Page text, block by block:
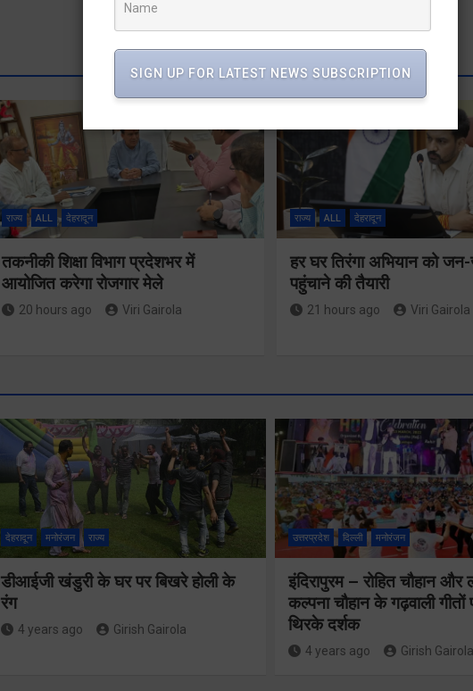
राज्य ALL देहरादून
तकनीकी शिक्षा विभाग प्रदेशभर में
आयोजित करेगा रोजगार मेले
20 hours ago Viri Gairola
राज्य ALL देहरादून
हर घर तिरंगा अभियान को
पहुंचाने की तैयारी
21 hours ago Viri Gairola
देहरादून मनोरंजन राज्य
डीआईजी खंडुरी के घर पर बिखरे होली के
रंग
4 years ago Girish Gairola
उत्तरप्रदेश दिल्ली मनोरंजन
इंदिरापुरम – रोहित चौहान और
कल्पना चौहान के गढ़वाली
थिरके दर्शक
4 years ago Girish Gairola
SIGN UP FOR LATEST NEWS SUBSCRIPTION